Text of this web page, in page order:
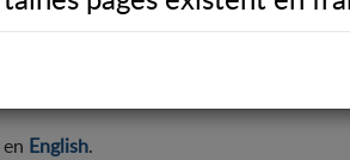
English.